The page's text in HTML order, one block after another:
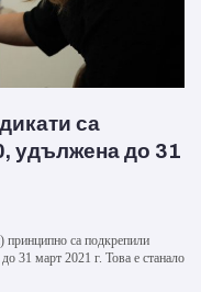
са
удължена до 31
принципно са подкрепили
31 март 2021 г. Това е станало